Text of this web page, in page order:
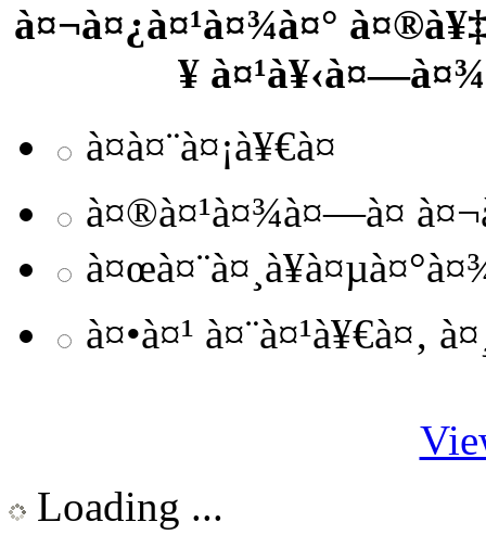
à¤¬à¤¿à¤¹à¤¾à¤°
¥
à¤à¤¨à¤¡à¥€à¤
à¤®à¤¹à¤¾à¤—à¤
à¤•à¤¹ à¤¨à¤¹à¥€à¤‚
Loading ...